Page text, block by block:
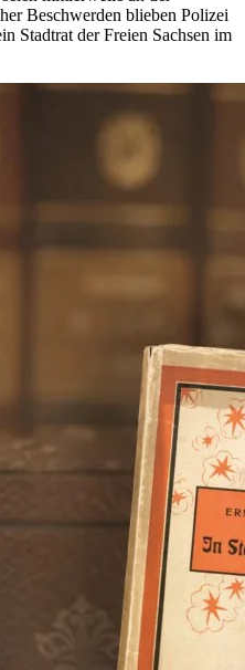
Beschwerden blieben Polizei
Stadtrat der Freien Sachsen im